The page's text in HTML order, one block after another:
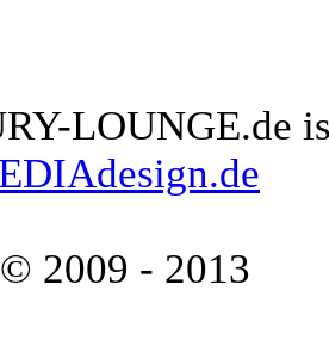
LOUNGE.de
2009 - 2013